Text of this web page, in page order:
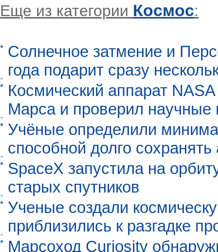
Еще из категории Космос:
Солнечное затмение и
года подарит сразу
Космический аппарат
Марса и проверил научные
Учёные определили
способной долго
SpaceX запустила на
старых спутников
Ученые создали
приблизились к разгадке
Марсоход Curiosity